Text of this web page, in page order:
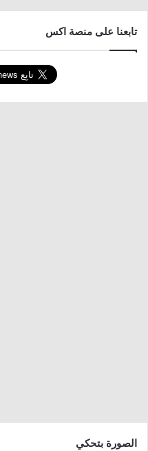
تابعنا على منصة اكس
الصورة بتحكي